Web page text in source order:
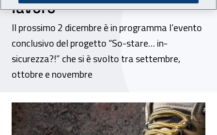
lavoro
Il prossimo 2 dicembre è in programma l’evento
conclusivo del progetto “So-stare… in-
sicurezza?!” che si è svolto tra settembre,
ottobre e novembre
Sardegna, l’Inail e il Comune di